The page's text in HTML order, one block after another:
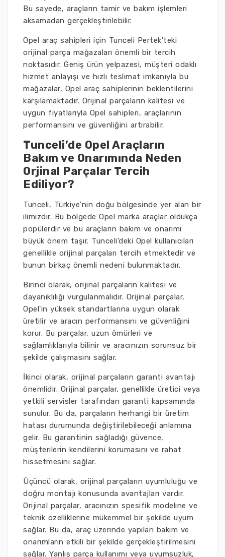
Bu sayede, araçların tamir ve bakım işlemleri
aksamadan gerçekleştirilebilir.
Opel araç sahipleri için Tunceli Pertek'teki
orijinal parça mağazaları önemli bir tercih
noktasıdır. Geniş ürün yelpazesi, müşteri odaklı
hizmet anlayışı ve hızlı teslimat imkanıyla bu
mağazalar, Opel araç sahiplerinin beklentilerini
karşılamaktadır. Orijinal parçaların kalitesi ve
uygun fiyatlarıyla Opel sahipleri, araçlarının
performansını ve güvenliğini artırabilir.
Tunceli’de Opel Araçların
Bakım ve Onarımında Neden
Orjinal Parçalar Tercih
Ediliyor?
Tunceli, Türkiye'nin doğu bölgesinde yer alan bir
ilimizdir. Bu bölgede Opel marka araçlar oldukça
popülerdir ve bu araçların bakım ve onarımı
büyük önem taşır. Tunceli'deki Opel kullanıcıları
genellikle orijinal parçaları tercih etmektedir ve
bunun birkaç önemli nedeni bulunmaktadır.
Birinci olarak, orijinal parçaların kalitesi ve
dayanıklılığı vurgulanmalıdır. Orijinal parçalar,
Opel'in yüksek standartlarına uygun olarak
üretilir ve aracın performansını ve güvenliğini
korur. Bu parçalar, uzun ömürleri ve
sağlamlıklarıyla bilinir ve aracınızın sorunsuz bir
şekilde çalışmasını sağlar.
İkinci olarak, orijinal parçaların garanti avantajı
önemlidir. Orijinal parçalar, genellikle üretici veya
yetkili servisler tarafından garanti kapsamında
sunulur. Bu da, parçaların herhangi bir üretim
hatası durumunda değiştirilebileceği anlamına
gelir. Bu garantinin sağladığı güvence,
müşterilerin kendilerini korumasını ve rahat
hissetmesini sağlar.
Üçüncü olarak, orijinal parçaların uyumluluğu ve
doğru montajı konusunda avantajları vardır.
Orijinal parçalar, aracınızın spesifik modeline ve
teknik özelliklerine mükemmel bir şekilde uyum
sağlar. Bu da, araç üzerinde yapılan bakım ve
onarımların etkili bir şekilde gerçekleştirilmesini
sağlar. Yanlış parça kullanımı veya uyumsuzluk,